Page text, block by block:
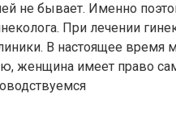
не бывает. Именно
При лечении
В настоящее время
женщина имеет право